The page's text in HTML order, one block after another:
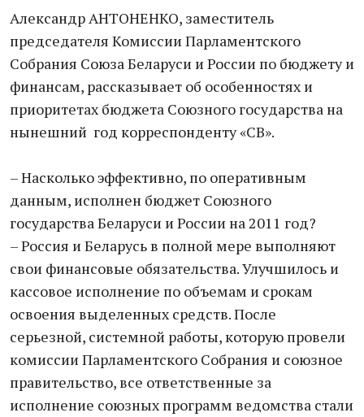
Александр АНТОНЕНКО, заместитель
председателя Комиссии Парламентского
Собрания Союза Беларуси и России по бюджету и
финансам, рассказывает об особенностях и
приоритетах бюджета Союзного государства на
нынешний год корреспонденту «СВ».
– Насколько эффективно, по оперативным
данным, исполнен бюджет Союзного
государства Беларуси и России на 2011 год?
– Россия и Беларусь в полной мере выполняют
свои финансовые обязательства. Улучшилось и
кассовое исполнение по объемам и срокам
освоения выделенных средств. После
серьезной, системной работы, которую провели
комиссии Парламентского Собрания и союзное
правительство, все ответственные за
исполнение союзных программ ведомства стали